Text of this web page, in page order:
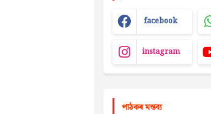
facebook
instagram
পাঠকৰ মন্তব্য